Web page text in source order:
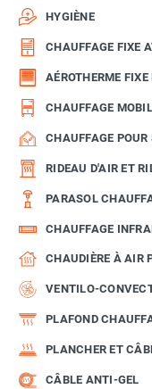
HYGIÈNE
CHAUFFAGE FIXE
AÉROTHERME
CHAUFFAGE
CHAUFFAGE POUR
RIDEAU D'AIR ET
PARASOL
CHAUFFAGE
CHAUDIÈRE À AIR
VENTILO-
PLAFOND
PLANCHER ET
CÂBLE ANTI-GEL